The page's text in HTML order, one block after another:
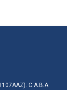
C.A.B.A.